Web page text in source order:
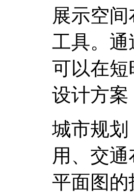
展示空
工具。
可以在
设计方
城市规
用、交
平面图